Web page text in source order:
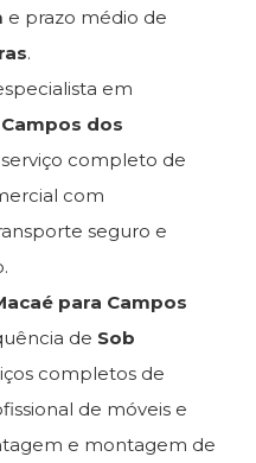
e prazo médio de
.
em
dos
completo de
com
seguro e
para Campos
de Sob
completos de
de móveis e
e montagem de